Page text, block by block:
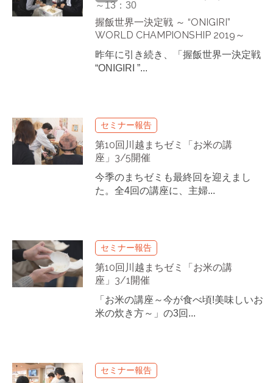
～13：30
握飯世界一決定戦 ～ “ONIGIRI”
WORLD CHAMPIONSHIP 2019～
昨年に引き続き、「握飯世界一決定戦
“ONIGIRI ”...
セミナー報告
第10回川越まちゼミ「お米の講
座」3/5開催
今季のまちゼミも最終回を迎えまし
た。全4回の講座に、主婦...
セミナー報告
第10回川越まちゼミ「お米の講
座」3/1開催
「お米の講座～今が食べ頃!美味しいお
米の炊き方～」の3回...
セミナー報告